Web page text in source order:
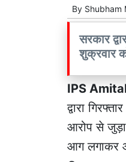
By Shubham
सरकार
शुक्रवार
IPS
द्वारा
आरोप से
आग लगाकर